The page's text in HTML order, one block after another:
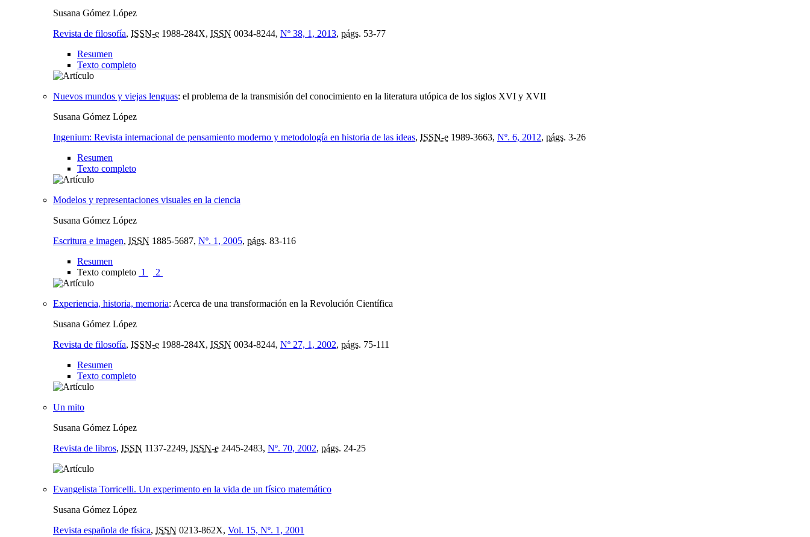
Susana Gómez López
Revista de filosofía, ISSN-e 1988-284X, ISSN 0034-8244, Nº 38, 1, 2013, págs. 53-77
Resumen
Texto completo
Nuevos mundos y viejas lenguas: el problema de la transmisión del conocimiento en la literatura utópica de los siglos XVI y XVII
Susana Gómez López
Ingenium: Revista internacional de pensamiento moderno y metodología en historia de las ideas, ISSN-e 1989-3663, Nº. 6, 2012, págs. 3-26
Resumen
Texto completo
Modelos y representaciones visuales en la ciencia
Susana Gómez López
Escritura e imagen, ISSN 1885-5687, Nº. 1, 2005, págs. 83-116
Resumen
Texto completo 1 2
Experiencia, historia, memoria: Acerca de una transformación en la Revolución Científica
Susana Gómez López
Revista de filosofía, ISSN-e 1988-284X, ISSN 0034-8244, Nº 27, 1, 2002, págs. 75-111
Resumen
Texto completo
Un mito
Susana Gómez López
Revista de libros, ISSN 1137-2249, ISSN-e 2445-2483, Nº. 70, 2002, págs. 24-25
Evangelista Torricelli. Un experimento en la vida de un físico matemático
Susana Gómez López
Revista española de física, ISSN 0213-862X, Vol. 15, Nº. 1, 2001